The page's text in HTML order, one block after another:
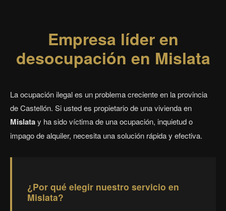
Empresa líder en
desocupación en Mislata
La ocupación ilegal es un problema creciente en la provincia
de Castellón. Si usted es propietario de una vivienda en
Mislatay ha sido víctima de una ocupación, inquietud o
impago de alquiler, necesita una solución rápida y efectiva.
¿Por qué elegir nuestro servicio en
Mislata?